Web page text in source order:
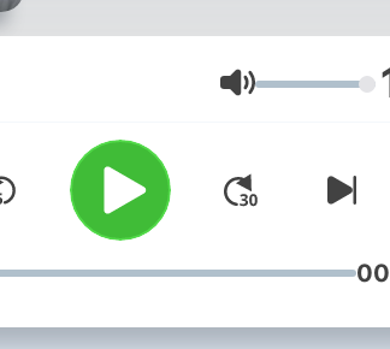
profundidade a notícia que
marca o dia. Os episódios
ficam disponíveis às
segunda a sexta-feira.
Conceição, jornalista, é o
anfitrião.
Volume